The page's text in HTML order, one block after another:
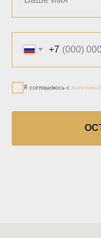
+7
Я соглашаюсь с